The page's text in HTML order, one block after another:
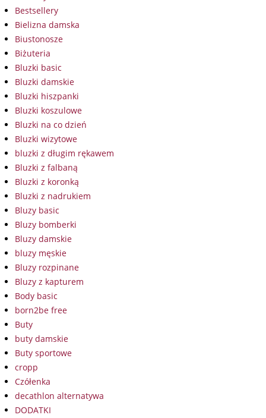
Bestsellery
Bielizna damska
Biustonosze
Biżuteria
Bluzki basic
Bluzki damskie
Bluzki hiszpanki
Bluzki koszulowe
Bluzki na co dzień
Bluzki wizytowe
bluzki z długim rękawem
Bluzki z falbaną
Bluzki z koronką
Bluzki z nadrukiem
Bluzy basic
Bluzy bomberki
Bluzy damskie
bluzy męskie
Bluzy rozpinane
Bluzy z kapturem
Body basic
born2be free
Buty
buty damskie
Buty sportowe
cropp
Czółenka
decathlon alternatywa
DODATKI